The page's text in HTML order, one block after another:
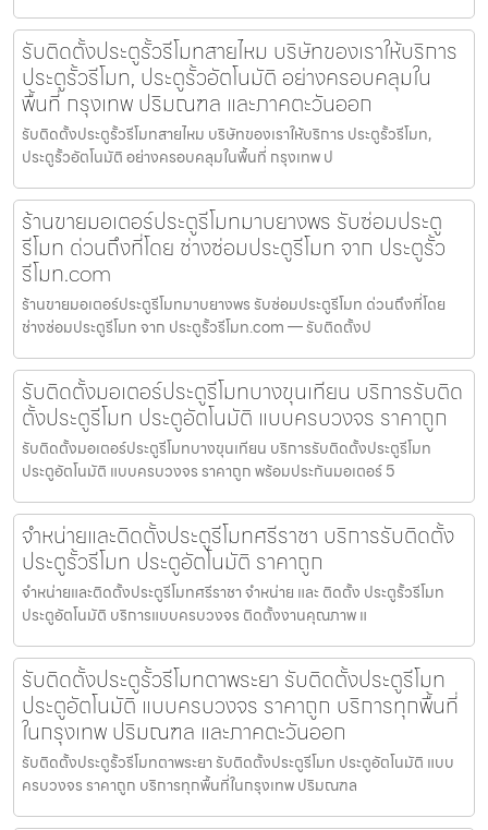
รับติดตั้งประตูรั้วรีโมทสายไหม บริษัทของเราให้บริการ
ประตูรั้วรีโมท, ประตูรั้วอัตโนมัติ อย่างครอบคลุมใน
พื้นที่ กรุงเทพ ปริมณฑล และภาคตะวันออก
รับติดตั้งประตูรั้วรีโมทสายไหม บริษัทของเราให้บริการ ประตูรั้วรีโมท,
ประตูรั้วอัตโนมัติ อย่างครอบคลุมในพื้นที่ กรุงเทพ ป
ร้านขายมอเตอร์ประตูรีโมทมาบยางพร รับซ่อมประตู
รีโมท ด่วนถึงที่โดย ช่างซ่อมประตูรีโมท จาก ประตูรั้ว
รีโมท.com
ร้านขายมอเตอร์ประตูรีโมทมาบยางพร รับซ่อมประตูรีโมท ด่วนถึงที่โดย
ช่างซ่อมประตูรีโมท จาก ประตูรั้วรีโมท.com — รับติดตั้งป
รับติดตั้งมอเตอร์ประตูรีโมทบางขุนเทียน บริการรับติด
ตั้งประตูรีโมท ประตูอัตโนมัติ แบบครบวงจร ราคาถูก
รับติดตั้งมอเตอร์ประตูรีโมทบางขุนเทียน บริการรับติดตั้งประตูรีโมท
ประตูอัตโนมัติ แบบครบวงจร ราคาถูก พร้อมประกันมอเตอร์ 5
จำหน่ายและติดตั้งประตูรีโมทศรีราชา บริการรับติดตั้ง
ประตูรั้วรีโมท ประตูอัตโนมัติ ราคาถูก
จำหน่ายและติดตั้งประตูรีโมทศรีราชา จำหน่าย และ ติดตั้ง ประตูรั้วรีโมท
ประตูอัตโนมัติ บริการแบบครบวงจร ติดตั้งงานคุณภาพ แ
รับติดตั้งประตูรั้วรีโมทตาพระยา รับติดตั้งประตูรีโมท
ประตูอัตโนมัติ แบบครบวงจร ราคาถูก บริการทุกพื้นที่
ในกรุงเทพ ปริมณฑล และภาคตะวันออก
รับติดตั้งประตูรั้วรีโมทตาพระยา รับติดตั้งประตูรีโมท ประตูอัตโนมัติ แบบ
ครบวงจร ราคาถูก บริการทุกพื้นที่ในกรุงเทพ ปริมณฑล